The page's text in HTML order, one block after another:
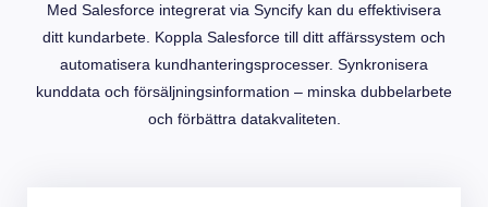
Med Salesforce integrerat via Syncify kan du effektivisera
ditt kundarbete. Koppla Salesforce till ditt affärssystem och
automatisera kundhanteringsprocesser. Synkronisera
kunddata och försäljningsinformation – minska dubbelarbete
och förbättra datakvaliteten.